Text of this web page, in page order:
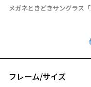
メガネときどきサングラス
別売りの専用アタッチメン
フレームとアタッチメント
カスタマイズができます！
フレーム/サイズ